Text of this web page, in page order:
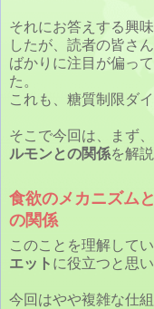
それにお答えする興
したが、読者の皆さ
ばかりに注目が偏っ
た。
これも、糖質制限ダ
そこで今回は、まず
ルモンとの関係を解
食欲のメカニズム
の関係
このことを理解してい
エット に役立つと思い
今回はやや複雑な仕